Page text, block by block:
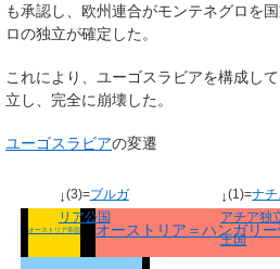
も承認し、欧州連合がモンテネグロを
ロの独立が確定した。
これにより、ユーゴスラビアを構成し
立し、完全に崩壊した。
ユーゴスラビアの変遷
↓(3)=ブルガ
リア公国
↓(1)=ナ
アチア独
王国
オーストリア帝国 オーストリア＝ハンガリー